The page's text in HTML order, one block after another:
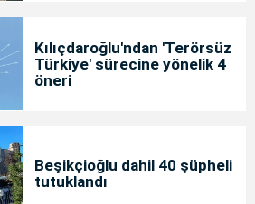
Kılıçdaroğlu'ndan 'Terörsüz
Türkiye' sürecine yönelik 4
öneri
Beşikçioğlu dahil 40 şüpheli
tutuklandı